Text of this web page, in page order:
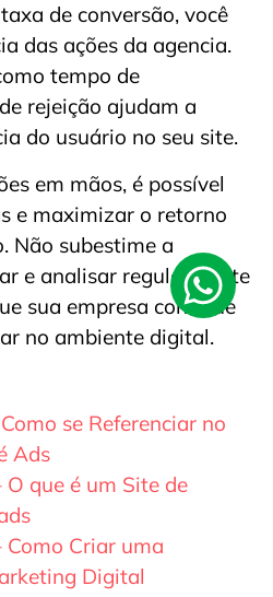
de conversão, você
das ações da agencia.
tempo de
rejeição ajudam a
do usuário no seu site.
em mãos, é possível
e maximizar o retorno
Não subestime a
e analisar regularmente
sua empresa continue
no ambiente digital.
se Referenciar no
Ads
que é um Site de
Criar uma
Digital